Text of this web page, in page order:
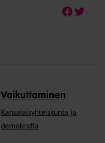
Vaikuttaminen
Kansalaisyhteiskunta ja
demokratia